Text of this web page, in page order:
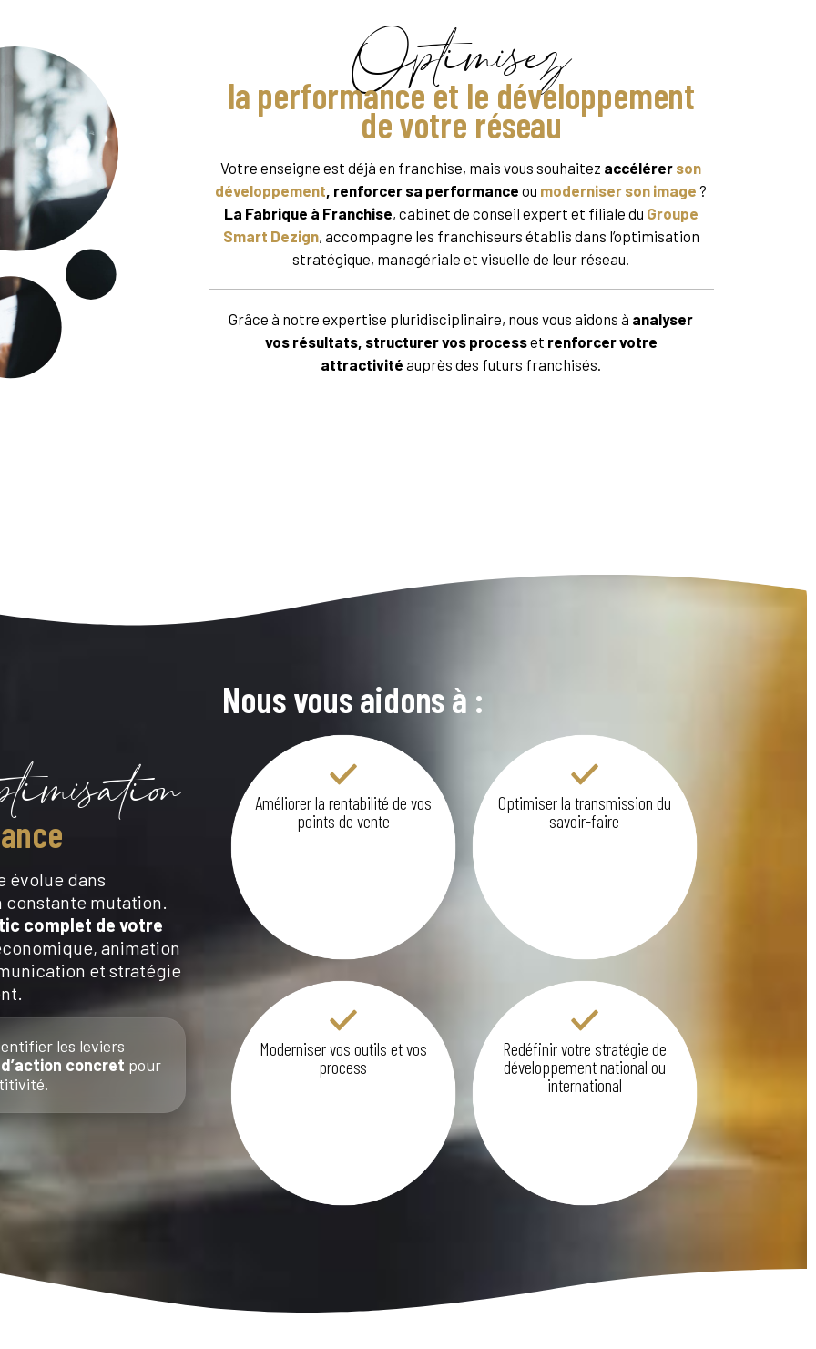
Optimisez
la performance et le développement
de votre réseau
Votre enseigne est déjà en franchise, mais vous souhaitez accélérer son
développement , renforcer sa performance ou moderniser son image ?
La Fabrique à Franchise, cabinet de conseil expert et filiale du Groupe
Smart Dezign, accompagne les franchiseurs établis dans l’optimisation
stratégique, managériale et visuelle de leur réseau.
Grâce à notre expertise pluridisciplinaire, nous vous aidons à analyser
vos résultats, structurer vos processet renforcer votre
attractivité auprès des futurs franchisés.
évolue dans
mutation.
complet de votre
animation
et stratégie
les leviers
concret pour
Nous vous aidons à :
Améliorer la rentabilité de vos
points de vente
Optimiser la transmission du
savoir-faire
Moderniser vos outils et vos
process
Redéfinir votre stratégie de
développement national ou
international